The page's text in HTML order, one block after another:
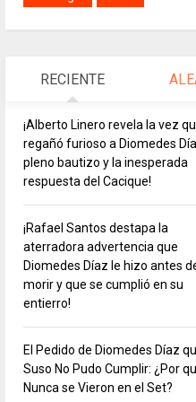
RECIENTE
¡Alberto Linero revela la vez
regañó furioso a Diomedes
pleno bautizo y la inesperada
respuesta del Cacique!
¡Rafael Santos destapa la
aterradora advertencia que
Diomedes Díaz le hizo antes
morir y que se cumplió en su
entierro!
El Pedido de Diomedes Díaz
Suso No Pudo Cumplir: ¿Por
Nunca se Vieron en el Set?